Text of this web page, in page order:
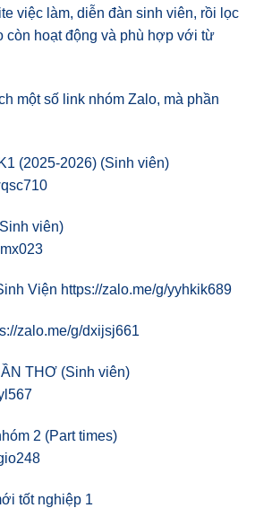
việc làm, diễn đàn sinh viên, rồi lọc
còn hoạt động và phù hợp với từ
một số link nhóm Zalo, mà phần
(2025-2026) (Sinh viên)
viên)
Viện https://zalo.me/g/yyhkik689
zalo.me/g/dxijsj661
THƠ (Sinh viên)
2 (Part times)
tốt nghiệp 1